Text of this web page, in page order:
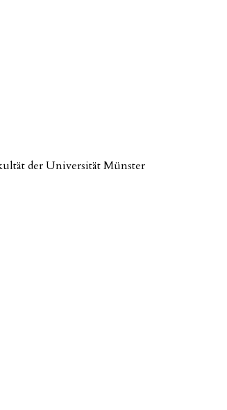
der Universität Münster